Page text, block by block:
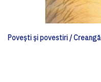
Poveşti şi povestiri / Creangă